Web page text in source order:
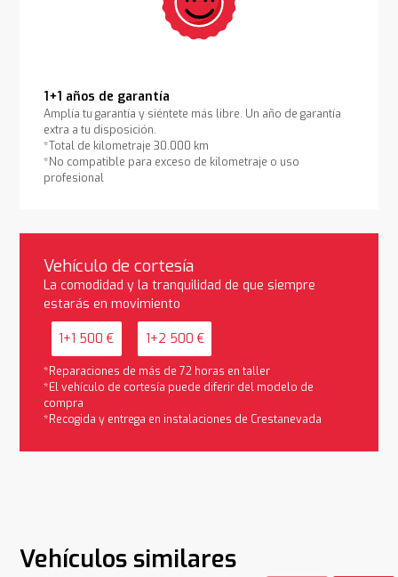
1+1 años de garantía
Amplía tu garantía y siéntete más libre. Un año de garantía
extra a tu disposición.
*Total de kilometraje 30.000 km
*No compatible para exceso de kilometraje o uso
profesional
Vehículo de cortesía
La comodidad y la tranquilidad de que siempre
estarás en movimiento
1+1 500 € 1+2 500 €
*Reparaciones de más de 72 horas en taller
*El vehículo de cortesía puede diferir del modelo de
compra
*Recogida y entrega en instalaciones de Crestanevada
Vehículos similares